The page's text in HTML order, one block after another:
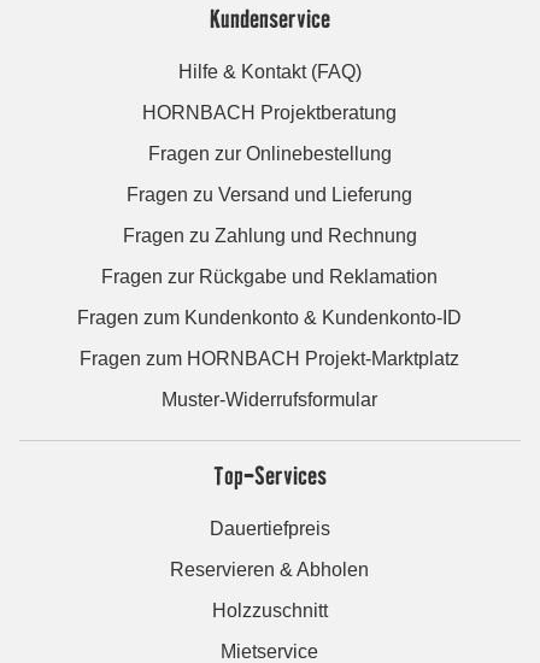
Kundenservice
Hilfe & Kontakt (FAQ)
HORNBACH Projektberatung
Fragen zur Onlinebestellung
Fragen zu Versand und Lieferung
Fragen zu Zahlung und Rechnung
Fragen zur Rückgabe und Reklamation
Fragen zum Kundenkonto & Kundenkonto-ID
Fragen zum HORNBACH Projekt-Marktplatz
Muster-Widerrufsformular
Top-Services
Dauertiefpreis
Reservieren & Abholen
Holzzuschnitt
Mietservice